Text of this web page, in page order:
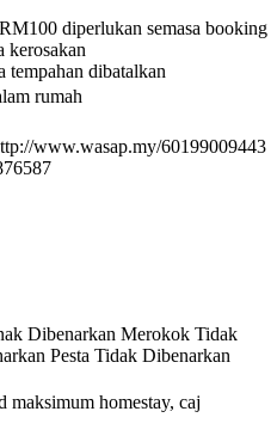
diperlukan semasa booking
kerosakan
dibatalkan
rumah
www.wasap.my/60199009443
Dibenarkan Merokok Tidak
Pesta Tidak Dibenarkan
maksimum homestay, caj